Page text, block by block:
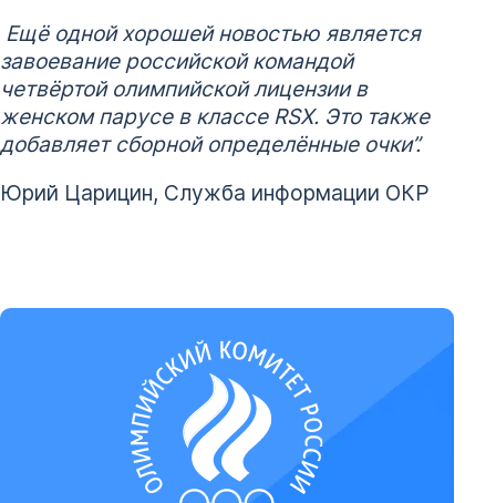
Ещё одной хорошей новостью является
завоевание российской командой
четвёртой олимпийской лицензии в
женском парусе в классе RSX. Это также
добавляет сборной определённые очки”.
Юрий Царицин, Служба информации ОКР